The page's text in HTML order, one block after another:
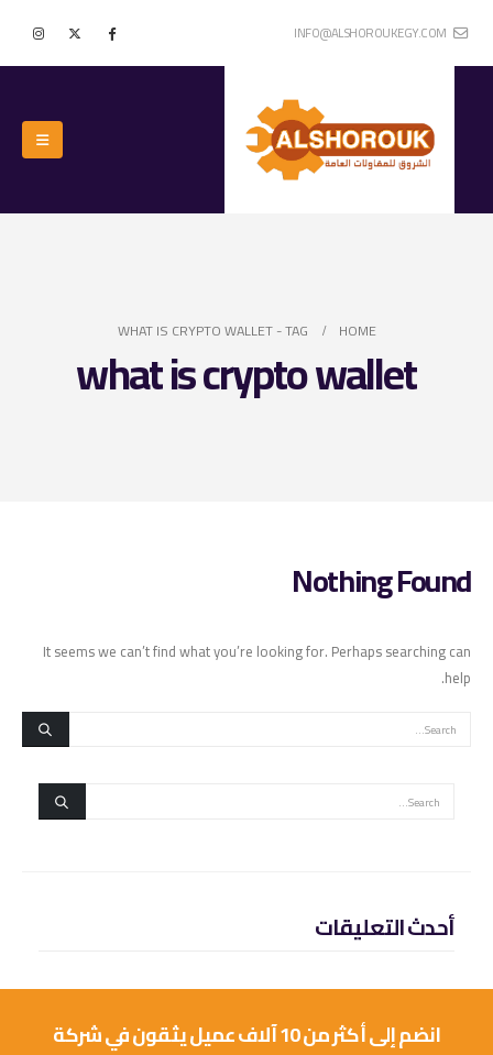
INFO@ALSHOROUKEGY.COM
HOME
TAG -
WHAT IS CRYPTO WALLET
what is crypto wallet
Nothing Found
It seems we can’t find what you’re looking for. Perhaps searching can
help.
أحدث التعليقات
انضم إلى أكثر من 10 آلاف عميل يثقون في شركة